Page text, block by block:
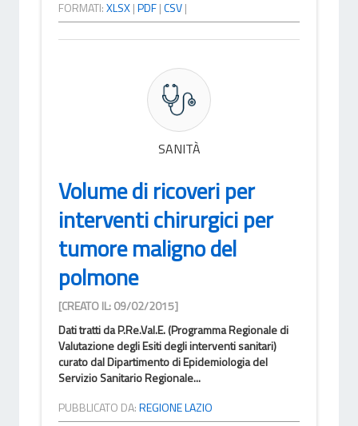
FORMATI:XLSX|PDF|CSV|
SANITÀ
Volume di ricoveri per
interventi chirurgici per
tumore maligno del
polmone
[CREATO IL: 09/02/2015]
Dati tratti da P.Re.Val.E. (Programma Regionale di
Valutazione degli Esiti degli interventi sanitari)
curato dal Dipartimento di Epidemiologia del
Servizio Sanitario Regionale...
PUBBLICATO DA:REGIONE LAZIO